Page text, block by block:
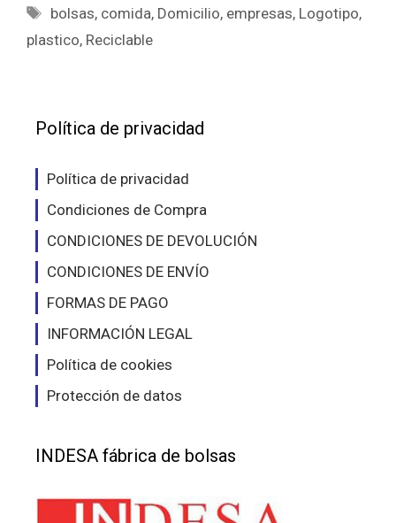
Etiquetas
bolsas, comida, Domicilio, empresas, Logotipo,
plastico, Reciclable
Política de privacidad
Política de privacidad
Condiciones de Compra
CONDICIONES DE DEVOLUCIÓN
CONDICIONES DE ENVÍO
FORMAS DE PAGO
INFORMACIÓN LEGAL
Política de cookies
Protección de datos
INDESA fábrica de bolsas